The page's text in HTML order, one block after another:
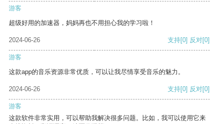
游客
超级好用的加速器，妈妈再也不用担心我的学习啦！
2024-06-26 支持[0] 反对[0]
游客
这款app的音乐资源非常优质，可以让我尽情享受音乐的魅力。
2024-06-26 支持[0] 反对[0]
游客
这款软件非常实用，可以帮助我解决很多问题。比如，我可以使用它来